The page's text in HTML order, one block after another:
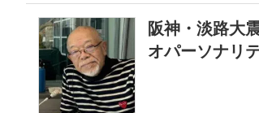
阪神・淡路大
オパーソナリ